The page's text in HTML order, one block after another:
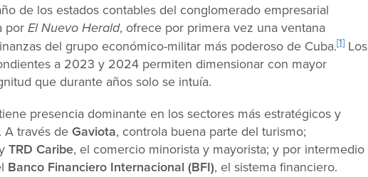
de los estados contables del conglomerado empresarial
por El Nuevo Herald, ofrece por primera vez una ventana
del grupo económico-militar más poderoso de Cuba.[1] Los
a 2023 y 2024 permiten dimensionar con mayor
que durante años solo se intuía.
presencia dominante en los sectores más estratégicos y
A través de Gaviota, controla buena parte del turismo;
TRD Caribe, el comercio minorista y mayorista; y por intermedio
Banco Financiero Internacional (BFI), el sistema financiero.